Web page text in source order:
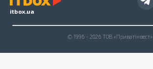
itbox.ua
© 1996 - 2026 ТОВ «Приватінвест»